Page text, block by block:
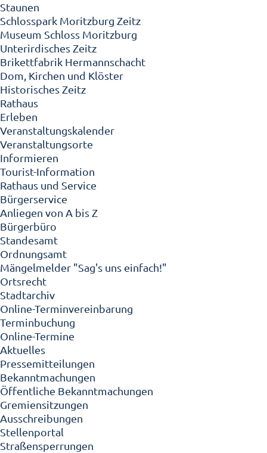
Staunen
Schlosspark Moritzburg Zeitz
Museum Schloss Moritzburg
Unterirdisches Zeitz
Brikettfabrik Hermannschacht
Dom, Kirchen und Klöster
Historisches Zeitz
Rathaus
Erleben
Veranstaltungskalender
Veranstaltungsorte
Informieren
Tourist-Information
Rathaus und Service
Bürgerservice
Anliegen von A bis Z
Bürgerbüro
Standesamt
Ordnungsamt
Mängelmelder "Sag's uns einfach!"
Ortsrecht
Stadtarchiv
Online-Terminvereinbarung
Terminbuchung
Online-Termine
Aktuelles
Pressemitteilungen
Bekanntmachungen
Öffentliche Bekanntmachungen
Gremiensitzungen
Ausschreibungen
Stellenportal
Straßensperrungen